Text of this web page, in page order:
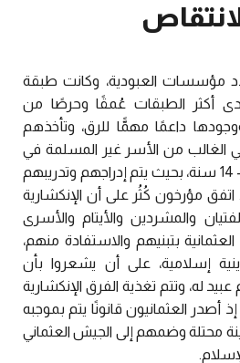
مؤسسات العبودية، وكانت طبقة
أكثر الطبقات عُمقًا وحرصًا من
داعمًا مهمًّا للرق، وتأخذهم
في الغالب من الأسر غير المسلمة في
أوروبا بأعمار تتراوح بين 7– 14 سنة، بحيث يتم إدراجهم وتدريبهم
اتفق مؤرخون كُثُر على أن الإنكشارية
والمشردين والأيتام والأسرى
بتبنيهم والاستفادة منهم،
إسلامية، على أن يشعروا بأن
له، وتتم تغذية الفرق الإنكشارية
أصدر العثمانيون قانونًا يتم بموجبه
محتلة وضمهم إلى الجيش العثماني